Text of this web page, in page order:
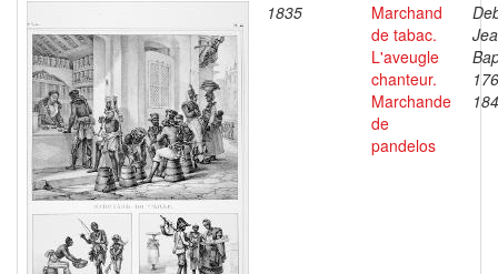
1835
Marchand
de tabac.
L'aveugle
chanteur.
Marchande
de
pandelos